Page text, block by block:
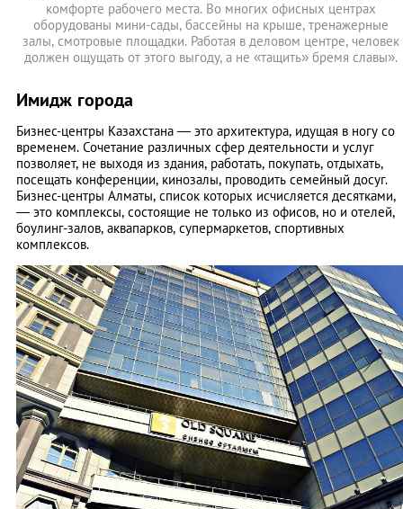
комфорте рабочего места. Во многих офисных центрах
оборудованы мини-сады, бассейны на крыше, тренажерные
залы, смотровые площадки. Работая в деловом центре, человек
должен ощущать от этого выгоду, а не «тащить» бремя славы».
Имидж города
Бизнес-центры Казахстана — это архитектура, идущая в ногу со
временем. Сочетание различных сфер деятельности и услуг
позволяет, не выходя из здания, работать, покупать, отдыхать,
посещать конференции, кинозалы, проводить семейный досуг.
Бизнес-центры Алматы, список которых исчисляется десятками,
— это комплексы, состоящие не только из офисов, но и отелей,
боулинг-залов, аквапарков, супермаркетов, спортивных
комплексов.